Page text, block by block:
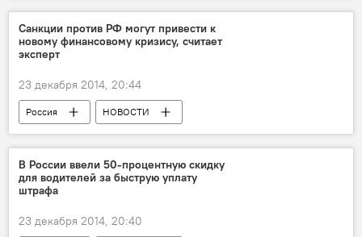
Санкции против РФ могут привести к
новому финансовому кризису, считает
эксперт
23 декабря 2014, 20:44
Россия НОВОСТИ
В России ввели 50-процентную скидку
для водителей за быструю уплату
штрафа
23 декабря 2014, 20:40